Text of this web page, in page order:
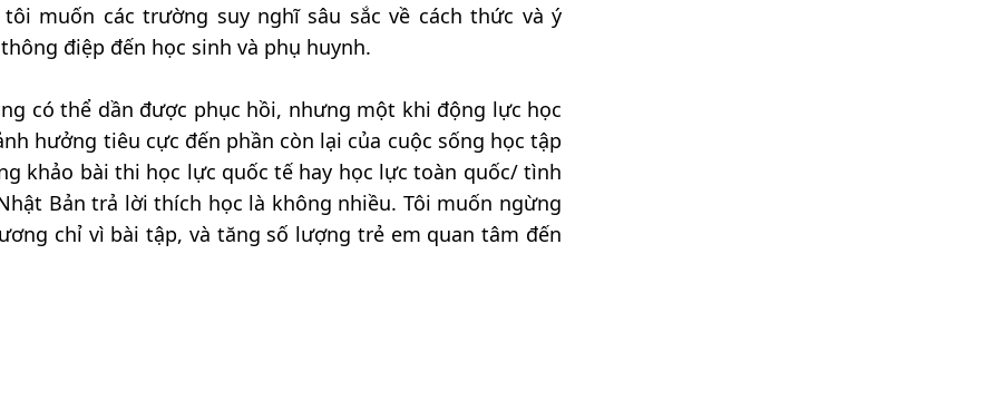
muốn các trường suy nghĩ sâu sắc về cách thức và ý
điệp đến học sinh và phụ huynh.
có thể dần được phục hồi, nhưng một khi động lực học
hưởng tiêu cực đến phần còn lại của cuộc sống học tập
khảo bài thi học lực quốc tế hay học lực toàn quốc/ tình
Bản trả lời thích học là không nhiều. Tôi muốn ngừng
chỉ vì bài tập, và tăng số lượng trẻ em quan tâm đến